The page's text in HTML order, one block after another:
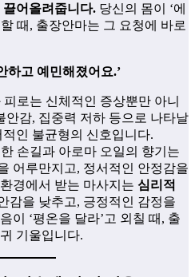
어올려줍니다. 당신의 몸이 ‘에
때, 출장안마는 그 요청에 바로
하고 예민해졌어요.’
로는 신체적인 증상뿐만 아니
안감, 집중력 저하 등으로 나타날
인 불균형의 신호입니다.
손길과 아로마 오일의 향기는
어루만지고, 정서적인 안정감을
경에서 받는 마사지는 심리적
감을 낮추고, 긍정적인 감정을
이 ‘평온을 달라’고 외칠 때, 출
기울입니다.